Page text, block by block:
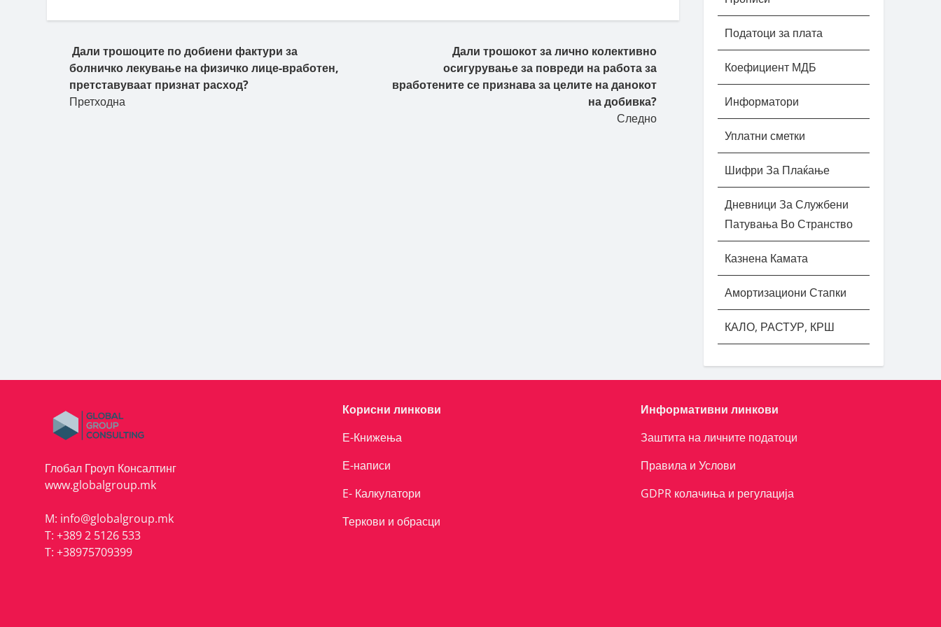
Дали трошоците по добиени фактури за
болничко лекување на физичко лице-вработен,
претставуваат признат расход?
Претходна
Дали трошокот за лично колективно
осигурување за повреди на работа за
вработените се признава за целите на данокот
на добивка?
Следно
Податоци за плата
Коефициент МДБ
Информатори
Уплатни сметки
Шифри За Плаќање
Дневници За Службени
Патувања Во Странство
Казнена Камата
Амортизациони Стапки
КАЛО, РАСТУР, КРШ
Глобал Гроуп Консалтинг
www.globalgroup.mk
M: info@globalgroup.mk
T: +389 2 5126 533
T: +38975709399
Корисни линкови
Е-Книжења
Е-написи
E- Калкулатори
Теркови и обрасци
Информативни линкови
Заштита на личните податоци
Правила и Услови
GDPR колачиња и регулација